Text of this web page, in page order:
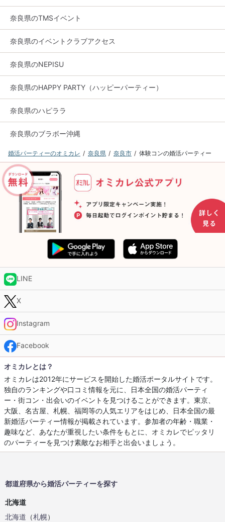
奈良県のTMSイベント
奈良県のイベントクラブアクセス
奈良県のNEPISU
奈良県のHAPPY PARTY（ハッピーパーティー）
奈良県のハピララ
奈良県のブラボー沖縄
婚活パーティーのオミカレ 奈良県 奈良市 体験コンの婚活パーティー
LINE
X
Instagram
Facebook
オミカレとは？
オミカレは2012年にサービスを開始した婚活ポータルサイトです。
独自のランキングや口コミ情報を元に、日本全国の婚活パーティ
ー・街コン・出会いのイベントを見つけることができます。東京、
大阪、名古屋、札幌、福岡等の人気エリアをはじめ、日本全国の最
新婚活パーティー情報が掲載されています。参加者の年齢・職業・
趣味など、あなたが重視したい条件をもとに、オミカレでピッタリ
のパーティーを見つけ素敵なお相手と出会いましょう。
都道府県から婚活パーティーを探す
北海道
北海道 （札幌）